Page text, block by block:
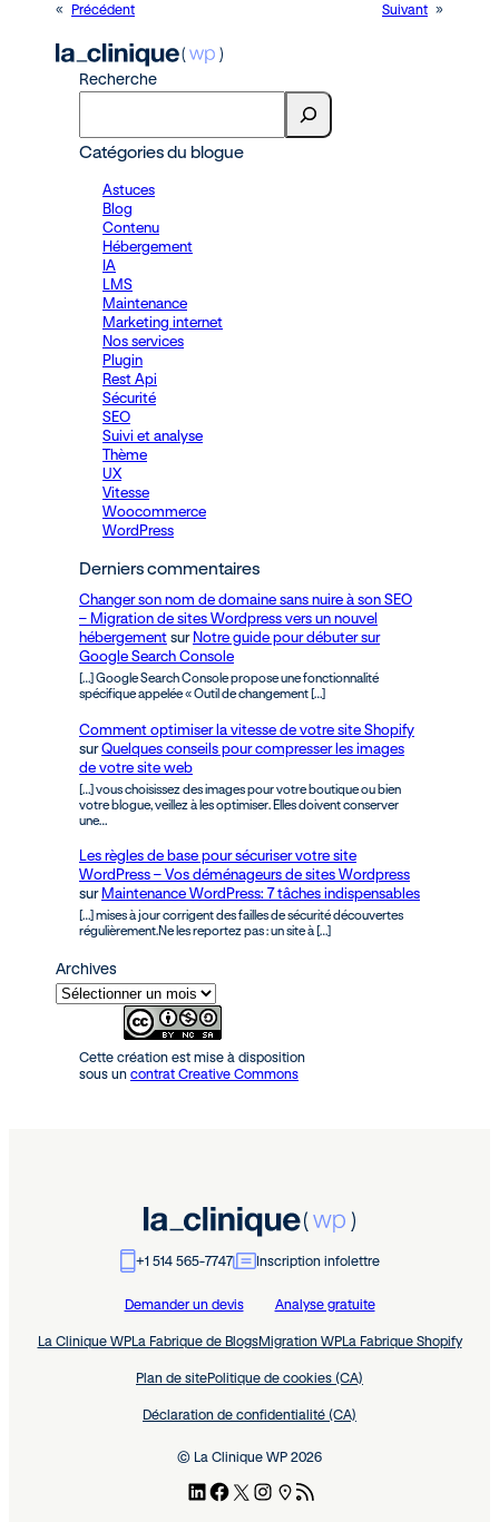
« Précédent Suivant »
Recherche
Catégories du blogue
Astuces
Blog
Contenu
Hébergement
IA
LMS
Maintenance
Marketing internet
Nos services
Plugin
Rest Api
Sécurité
SEO
Suivi et analyse
Thème
UX
Vitesse
Woocommerce
WordPress
Derniers commentaires
Changer son nom de domaine sans nuire à son SEO
– Migration de sites Wordpress vers un nouvel
hébergement sur Notre guide pour débuter sur
Google Search Console
[…] Google Search Console propose une fonctionnalité
spécifique appelée « Outil de changement […]
Comment optimiser la vitesse de votre site Shopify
surQuelques conseils pour compresser les images
de votre site web
[…] vous choisissez des images pour votre boutique ou bien
votre blogue, veillez à les optimiser. Elles doivent conserver
une…
Les règles de base pour sécuriser votre site
WordPress – Vos déménageurs de sites Wordpress
sur Maintenance WordPress: 7 tâches indispensables
[…] mises à jour corrigent des failles de sécurité découvertes
régulièrement.Ne les reportez pas : un site à […]
Archives
Cette création est mise à disposition
sous un contrat Creative Commons
+1 514 565-7747 Inscription infolettre
Demander un devis Analyse gratuite
La Clinique WPLa Fabrique de BlogsMigration WPLa Fabrique Shopify
Plan de sitePolitique de cookies (CA)
Déclaration de confidentialité (CA)
© La Clinique WP 2026